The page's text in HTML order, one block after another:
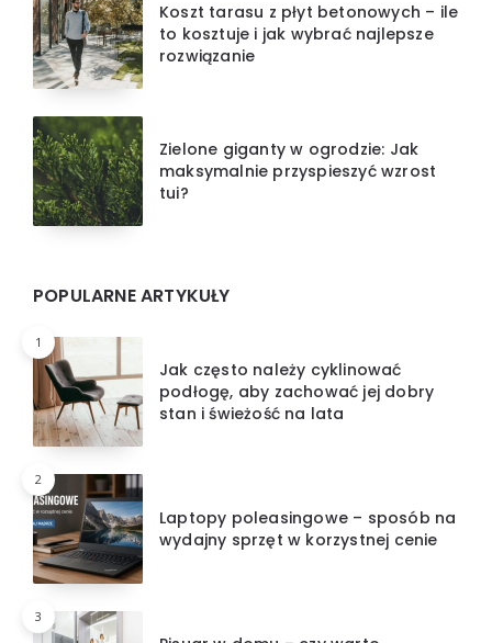
Koszt tarasu z płyt betonowych – ile
to kosztuje i jak wybrać najlepsze
rozwiązanie
Zielone giganty w ogrodzie: Jak
maksymalnie przyspieszyć wzrost
tui?
POPULARNE ARTYKUŁY
1
Jak często należy cyklinować
podłogę, aby zachować jej dobry
stan i świeżość na lata
2
Laptopy poleasingowe – sposób na
wydajny sprzęt w korzystnej cenie
3